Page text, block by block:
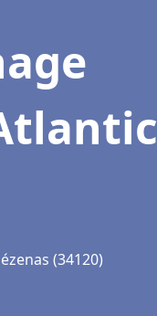
(34120)